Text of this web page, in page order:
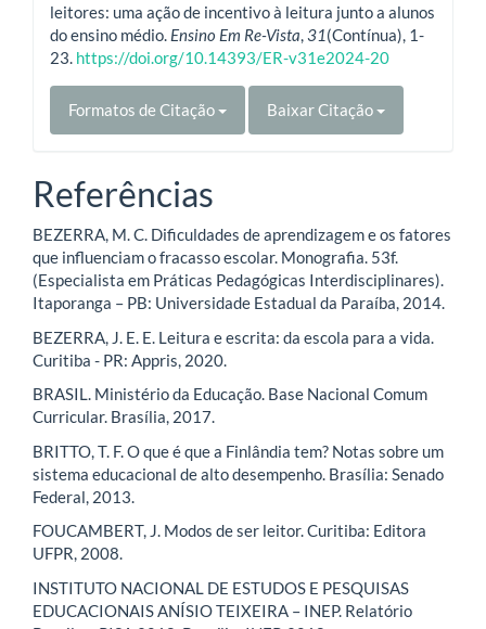
leitores: uma ação de incentivo à leitura junto a alunos
do ensino médio. Ensino Em Re-Vista 31(Contínua), 1-
23. https://doi.org/10.14393/ER-v31e2024-20
Formatos de Citação Baixar Citação
Referências
BEZERRA, M. C. Dificuldades de aprendizagem e os fatores
que influenciam o fracasso escolar. Monografia. 53f.
(Especialista em Práticas Pedagógicas Interdisciplinares).
Itaporanga – PB: Universidade Estadual da Paraíba, 2014.
BEZERRA, J. E. E. Leitura e escrita: da escola para a vida.
Curitiba - PR: Appris, 2020.
BRASIL. Ministério da Educação. Base Nacional Comum
Curricular. Brasília, 2017.
BRITTO, T. F. O que é que a Finlândia tem? Notas sobre um
sistema educacional de alto desempenho. Brasília: Senado
Federal, 2013.
FOUCAMBERT, J. Modos de ser leitor. Curitiba: Editora
UFPR, 2008.
INSTITUTO NACIONAL DE ESTUDOS E PESQUISAS
EDUCACIONAIS ANÍSIO TEIXEIRA – INEP. Relatório